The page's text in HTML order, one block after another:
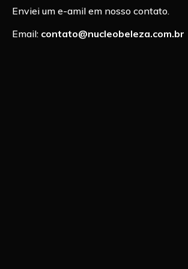
Enviei um e-amil em nosso contato.
Email: contato@nucleobeleza.com.br